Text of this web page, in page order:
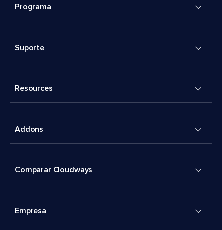
Programa
Suporte
Resources
Addons
Comparar Cloudways
Empresa